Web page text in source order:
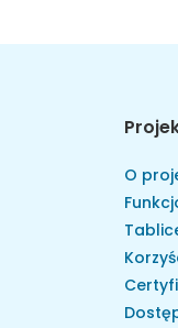
O